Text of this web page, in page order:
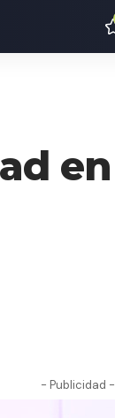
en
- Publicidad -